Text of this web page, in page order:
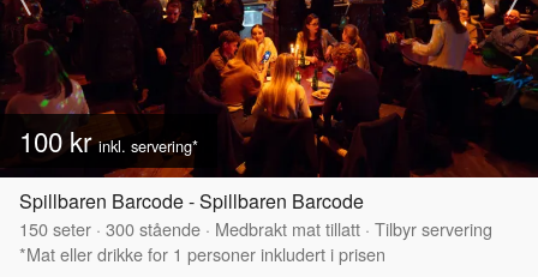
100 krinkl. servering*
Spillbaren Barcode - Spillbaren Barcode
150seter · 300stående · Medbrakt mat tillatt · Tilbyr servering
*Mat eller drikke for 1 personer inkludert i prisen